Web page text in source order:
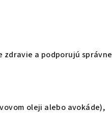
a podporujú správne
oleji alebo avokáde),